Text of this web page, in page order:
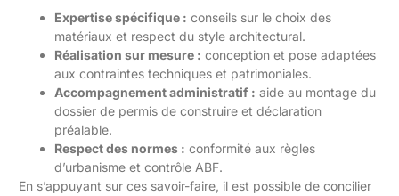
Expertise spécifique : conseils sur le choix des
matériaux et respect du style architectural.
Réalisation sur mesure : conception et pose adaptées
aux contraintes techniques et patrimoniales.
Accompagnement administratif : aide au montage du
dossier de permis de construire et déclaration
préalable.
Respect des normes : conformité aux règles
d’urbanisme et contrôle ABF.
En s’appuyant sur ces savoir-faire, il est possible de concilier